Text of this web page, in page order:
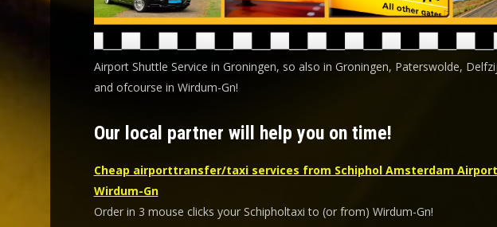
Airport Shuttle Service in Groningen, so also in Groningen, Paterswolde,
and ofcourse in Wirdum-Gn!
Our local partner will help you on time!
Cheap airporttransfer/taxi services from Schiphol Amsterdam
Wirdum-Gn
Order in 3 mouse clicks your Schipholtaxi to (or from) Wirdum-Gn!